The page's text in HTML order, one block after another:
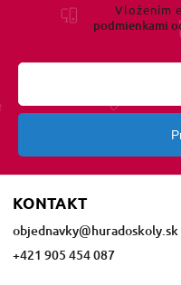
KONTAKT
objednavky@huradoskoly.sk
+421 905 454 087
Vložením
podmienkami